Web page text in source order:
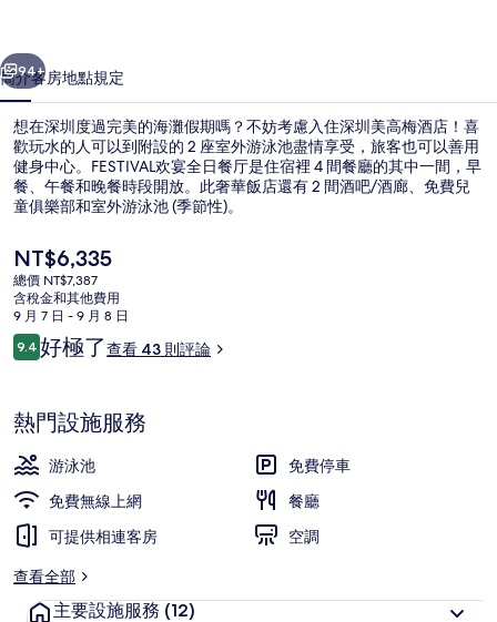
的
相
片
集
個 下一個
94+
簡介客房地點規定
想在深圳度過完美的海灘假期嗎？不妨考慮入住深圳美高梅酒店！喜
歡玩水的人可以到附設的 2 座室外游泳池盡情享受，旅客也可以善用
健身中心。FESTIVAL欢宴全日餐厅是住宿裡 4 間餐廳的其中一間，早
餐、午餐和晚餐時段開放。此奢華飯店還有 2 間酒吧/酒廊、免費兒
童俱樂部和室外游泳池 (季節性)。
目
前
的
價
格
是
NT$6,335
總價 NT$7,387
含稅金和其他費用
9 月 7 日 - 9 月 8 日
評
論
9.49.4 分，滿分 10 分，
好極了查看 43 則評論
熱門設施服務
游泳池
免費停車
免費無線上網
餐廳
可提供相連客房
空調
查看全部
主要設施服務 (12)